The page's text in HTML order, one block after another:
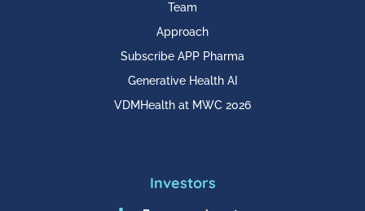
Team
Approach
Subscribe APP Pharma
Generative Health AI
VDMHealth at MWC 2026
Investors